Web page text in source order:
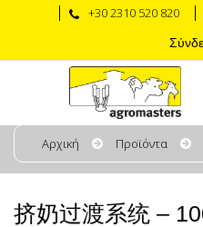
+30 2310 520 820
Αρχική Προϊόντα
挤奶过渡系统 –